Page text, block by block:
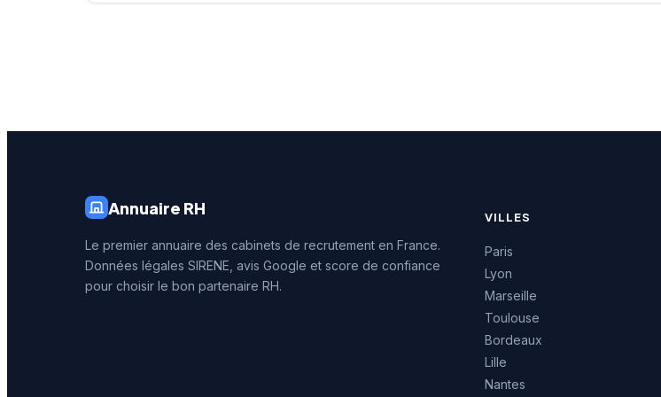
témoigne sa note de 4,8/5
bénéficie d'une notation
note de 4,9/5
lyonnais.
Annuaire RH
Le premier annuaire des cabinets de recrutement en France.
Données légales SIRENE, avis Google et score de confiance
pour choisir le bon partenaire RH.
VILLES
Paris
Lyon
Marseille
Toulouse
Bordeaux
Lille
Nantes